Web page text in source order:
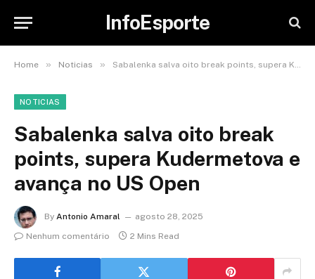
InfoEsporte
Home » Noticias » Sabalenka salva oito break points, supera Kudermetova e avança no US Open
NOTICIAS
Sabalenka salva oito break
points, supera Kudermetova e
avança no US Open
By Antonio Amaral
agosto 28, 2025
Nenhum comentário
2 Mins Read